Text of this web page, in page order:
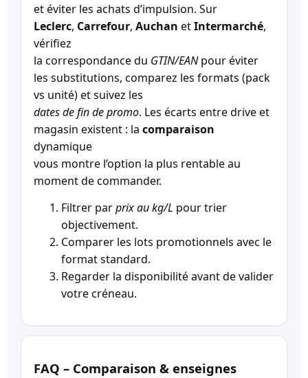
et éviter les achats d’impulsion. Sur
Leclerc, Carrefour, Auchan etIntermarché,
vérifiez
la correspondance du GTIN/EANpour éviter
les substitutions, comparez les formats (pack
vs unité) et suivez les
dates de fin de promo. Les écarts entre drive et
magasin existent : la comparaison
dynamique
vous montre l’option la plus rentable au
moment de commander.
Filtrer parprix au kg/L pour trier
objectivement.
Comparer les lots promotionnels avec le
format standard.
Regarder la disponibilité avant de valider
votre créneau.
FAQ – Comparaison & enseignes